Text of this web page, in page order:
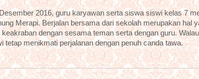
2016, guru karyawan serta siswa siswi kelas 7
Merapi. Berjalan bersama dari sekolah merupakan hal
dengan sesama teman serta dengan guru.
tetap menikmati perjalanan dengan penuh canda tawa.